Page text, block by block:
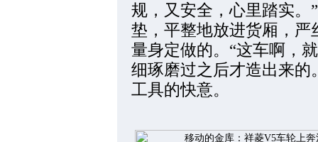
规，又安全，心里踏实。
垫，平整地放进货厢，
量身定做的。“这车啊，
细琢磨过之后才造出来的
工具的快意。